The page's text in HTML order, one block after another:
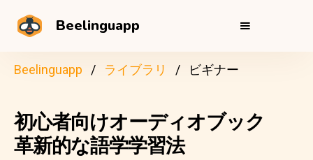
Beelinguapp
Beelinguapp ライブラリ ビギナー
初心者向けオーディオブック
革新的な語学学習法